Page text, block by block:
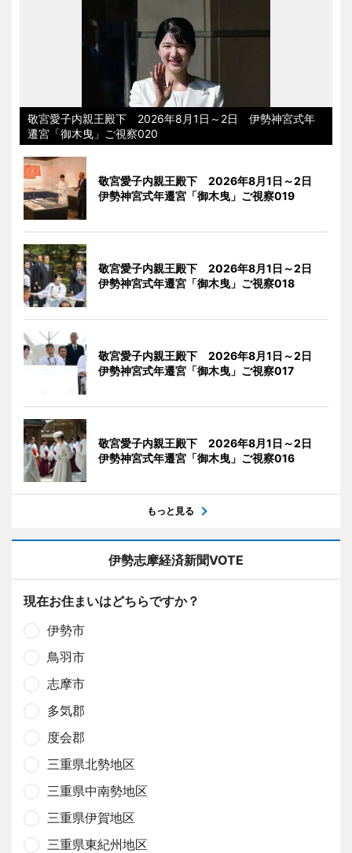
敬宮愛子内親王殿下 2026年8月1日～2日 伊勢神宮式年
遷宮「御木曳」ご視察020
敬宮愛子内親王殿下 2026年8月1日～2日
伊勢神宮式年遷宮「御木曳」ご視察019
敬宮愛子内親王殿下 2026年8月1日～2日
伊勢神宮式年遷宮「御木曳」ご視察018
敬宮愛子内親王殿下 2026年8月1日～2日
伊勢神宮式年遷宮「御木曳」ご視察017
敬宮愛子内親王殿下 2026年8月1日～2日
伊勢神宮式年遷宮「御木曳」ご視察016
もっと見る
伊勢志摩経済新聞VOTE
現在お住まいはどちらですか？
伊勢市
鳥羽市
志摩市
多気郡
度会郡
三重県北勢地区
三重県中南勢地区
三重県伊賀地区
三重県東紀州地区